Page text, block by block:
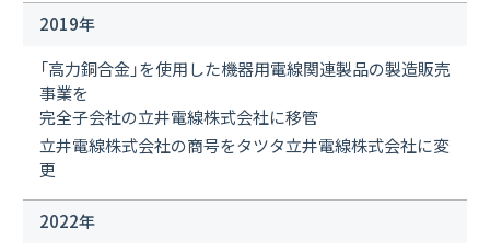
2019年
「高力銅合金」を使用した機器用電線関連製品の製造販売
事業を
完全子会社の立井電線株式会社に移管
立井電線株式会社の商号をタツタ立井電線株式会社に変
更
2022年